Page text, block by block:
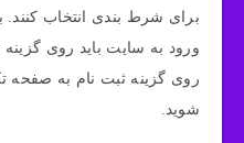
برای شرط بندی انتخاب کنند.
ورود به سایت باید روی گزینه
روی گزینه ثبت نام به صفحه
شوید.